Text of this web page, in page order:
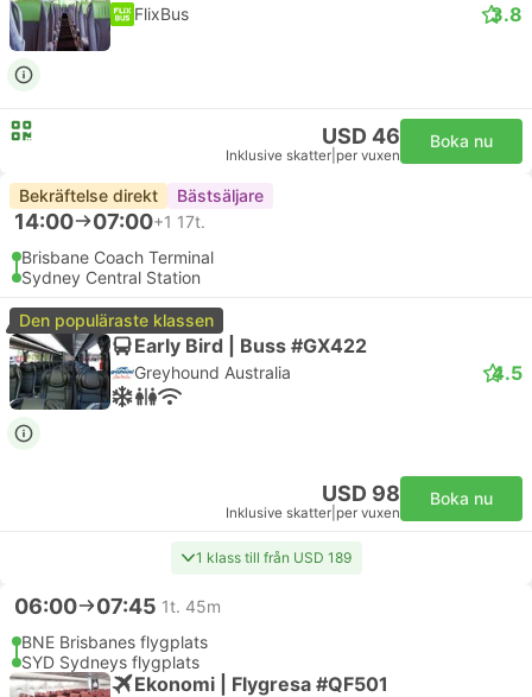
FlixBus 3.8
USD 46
Inklusive skatter per vuxen
Boka nu
Bekräftelse direkt Bästsäljare
14:00 07:00+1 17t.
Brisbane Coach Terminal
Sydney Central Station
Den populäraste klassen
Early Bird | Buss #GX422
Greyhound Australia 4.5
USD 98
Inklusive skatter per vuxen
Boka nu
1 klass till från USD 189
06:00 07:45 1t. 45m
BNE Brisbanes flygplats
SYD Sydneys flygplats
Ekonomi | Flygresa #QF501